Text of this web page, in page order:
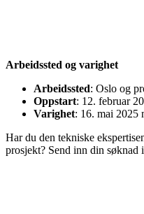
Arbeidssted og varighet
Arbeidssted: Oslo og
Oppstart: 12. februar
Varighet: 16. mai 2025
Har du den tekniske
prosjekt? Send inn din søknad